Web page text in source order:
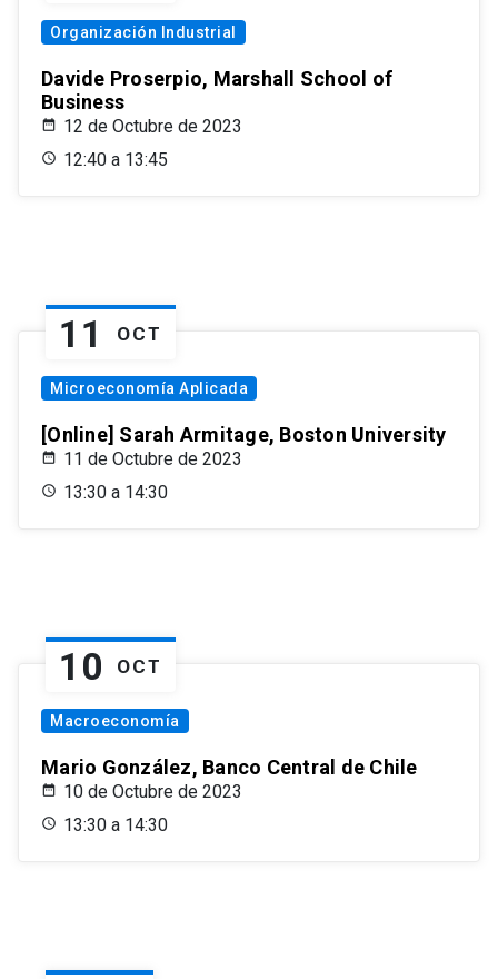
Organización Industrial
Davide Proserpio, Marshall School of
Business
12 de Octubre de 2023
12:40 a 13:45
11 OCT
Microeconomía Aplicada
[Online] Sarah Armitage, Boston University
11 de Octubre de 2023
13:30 a 14:30
10 OCT
Macroeconomía
Mario González, Banco Central de Chile
10 de Octubre de 2023
13:30 a 14:30